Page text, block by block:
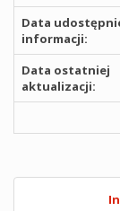
Data
informacji:
Data ostatniej
aktualizacji: